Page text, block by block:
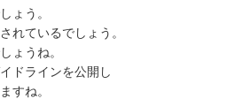
ょう。
れているでしょう。
ょうね。
ドラインを公開し
すね。